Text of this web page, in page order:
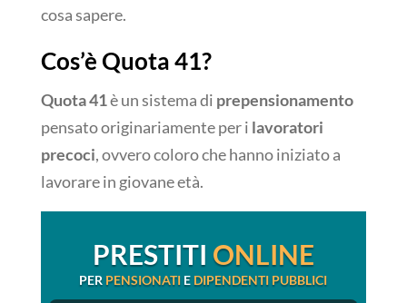
cosa sapere.
Cos’è Quota 41?
Quota 41è un sistema di prepensionamento
pensato originariamente per i lavoratori
precoci, ovvero coloro che hanno iniziato a
lavorare in giovane età.
PRESTITI ONLINE
PER PENSIONATI E DIPENDENTI PUBBLICI